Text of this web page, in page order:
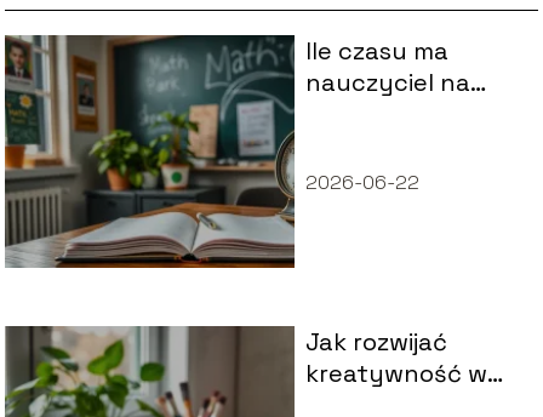
Ile czasu ma
nauczyciel na
2026-06-22
Jak rozwijać
kreatywność w